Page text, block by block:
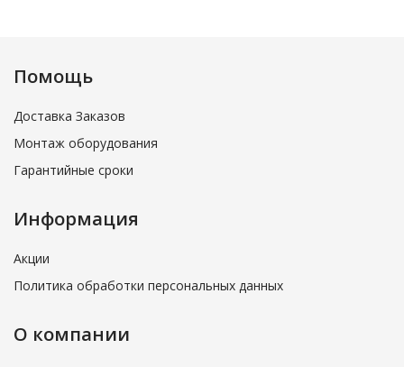
Помощь
Доставка Заказов
Монтаж оборудования
Гарантийные сроки
Информация
Акции
Политика обработки персональных данных
О компании